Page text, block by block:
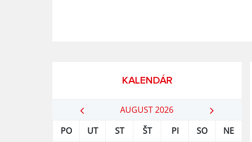
KALENDÁR
AUGUST 2026
PO
UT ST ŠT PI SO
NE